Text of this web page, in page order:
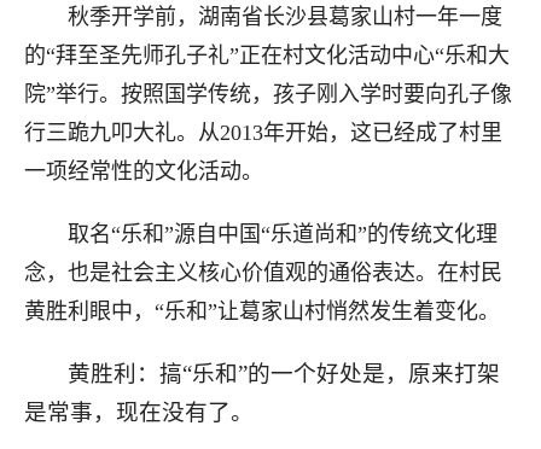
秋季开学前，湖南省长沙县葛家山村一年一度
的“拜至圣先师孔子礼”正在村文化活动中心“乐和大
院”举行。按照国学传统，孩子刚入学时要向孔子像
行三跪九叩大礼。从2013年开始，这已经成了村里
一项经常性的文化活动。
取名“乐和”源自中国“乐道尚和”的传统文化理
念，也是社会主义核心价值观的通俗表达。在村民
黄胜利眼中，“乐和”让葛家山村悄然发生着变化。
黄胜利：搞“乐和”的一个好处是，原来打架
是常事，现在没有了。